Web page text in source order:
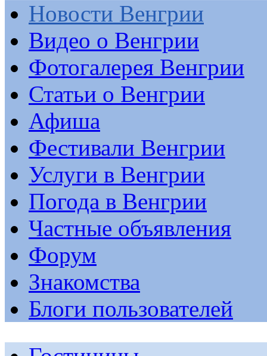
Новости Венгрии
Видео о Венгрии
Фотогалерея Венгрии
Статьи о Венгрии
Афиша
Фестивали Венгрии
Услуги в Венгрии
Погода в Венгрии
Частные объявления
Форум
Знакомства
Блоги пользователей